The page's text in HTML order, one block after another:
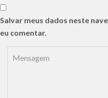
Salvar meus dados neste
eu comentar.